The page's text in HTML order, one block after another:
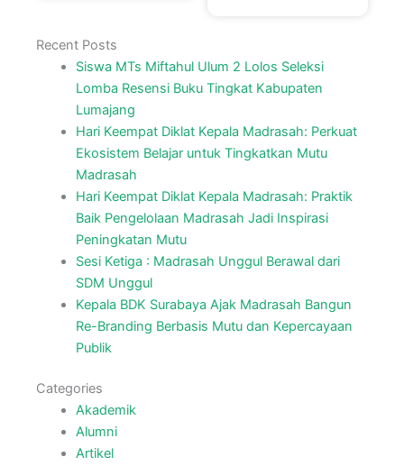
Recent Posts
Siswa MTs Miftahul Ulum 2 Lolos Seleksi
Lomba Resensi Buku Tingkat Kabupaten
Lumajang
Hari Keempat Diklat Kepala Madrasah: Perkuat
Ekosistem Belajar untuk Tingkatkan Mutu
Madrasah
Hari Keempat Diklat Kepala Madrasah: Praktik
Baik Pengelolaan Madrasah Jadi Inspirasi
Peningkatan Mutu
Sesi Ketiga : Madrasah Unggul Berawal dari
SDM Unggul
Kepala BDK Surabaya Ajak Madrasah Bangun
Re-Branding Berbasis Mutu dan Kepercayaan
Publik
Categories
Akademik
Alumni
Artikel